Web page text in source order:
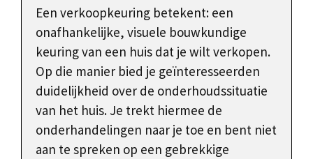
Een verkoopkeuring betekent: een
onafhankelijke, visuele bouwkundige
keuring van een huis dat je wilt verkopen.
Op die manier bied je geïnteresseerden
duidelijkheid over de onderhoudssituatie
van het huis. Je trekt hiermee de
onderhandelingen naar je toe en bent niet
aan te spreken op een gebrekkige